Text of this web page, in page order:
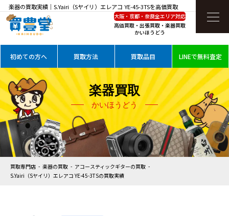
楽器の買取実績｜S.Yairi（Sヤイリ）エレアコ YE-45-3TSを高価買取
大阪・京都・奈良全エリア対応
高価買取・出張買取・楽器買取
かいほうどう
初めての方へ 買取方法 買取品目 LINEで無料査定
楽器買取
かいほうどう
買取専門店 楽器の買取
アコースティックギターの買取
S.Yairi（Sヤイリ）エレアコ YE-45-3TSの買取実績